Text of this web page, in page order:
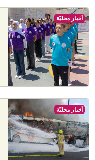
أخبار محليّة
أخبار محليّة